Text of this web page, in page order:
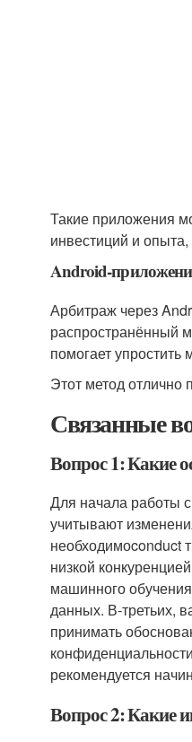
Такие приложения
инвестиций и опыта,
Android-
Арбитраж через
распространённый
помогает
Этот метод отлично
Связанные
Вопрос 1: Какие
Для начала работы
учитывают
необходимоconduct
низкой
машинного
данных. В-третьих,
принимать
рекомендуется
Вопрос 2: Какие